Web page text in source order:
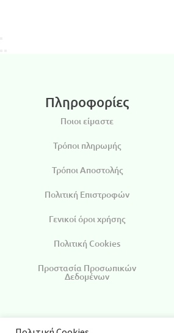
Πληροφορίες
Ποιοι είμαστε
Τρόποι πληρωμής
Τρόποι Αποστολής
Πολιτική Επιστροφών
Γενικοί όροι χρήσης
Πολιτική Cookies
Προστασία Προσωπικών
Δεδομένων